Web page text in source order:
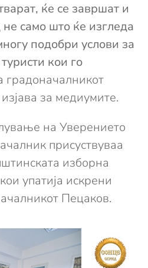
ќе се завршат и
само што ќе изгледа
подобри услови за
кои го
градоначалникот
за медиумите.
на Уверението
присуствуваа
изборна
упатија искрени
Пецаков.